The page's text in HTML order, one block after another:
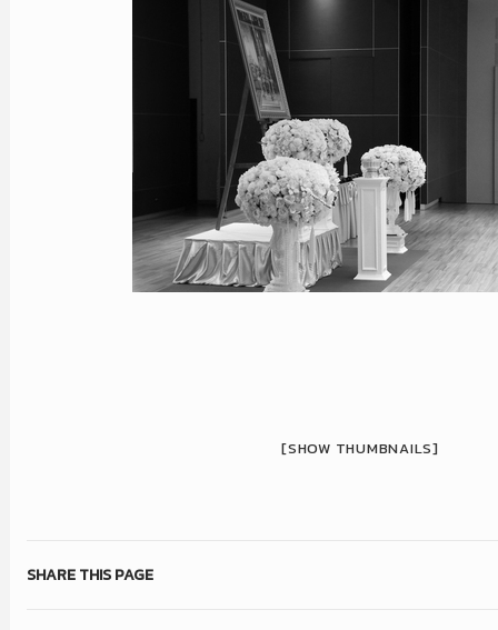
[SHOW THUMBNAILS]
SHARE THIS PAGE